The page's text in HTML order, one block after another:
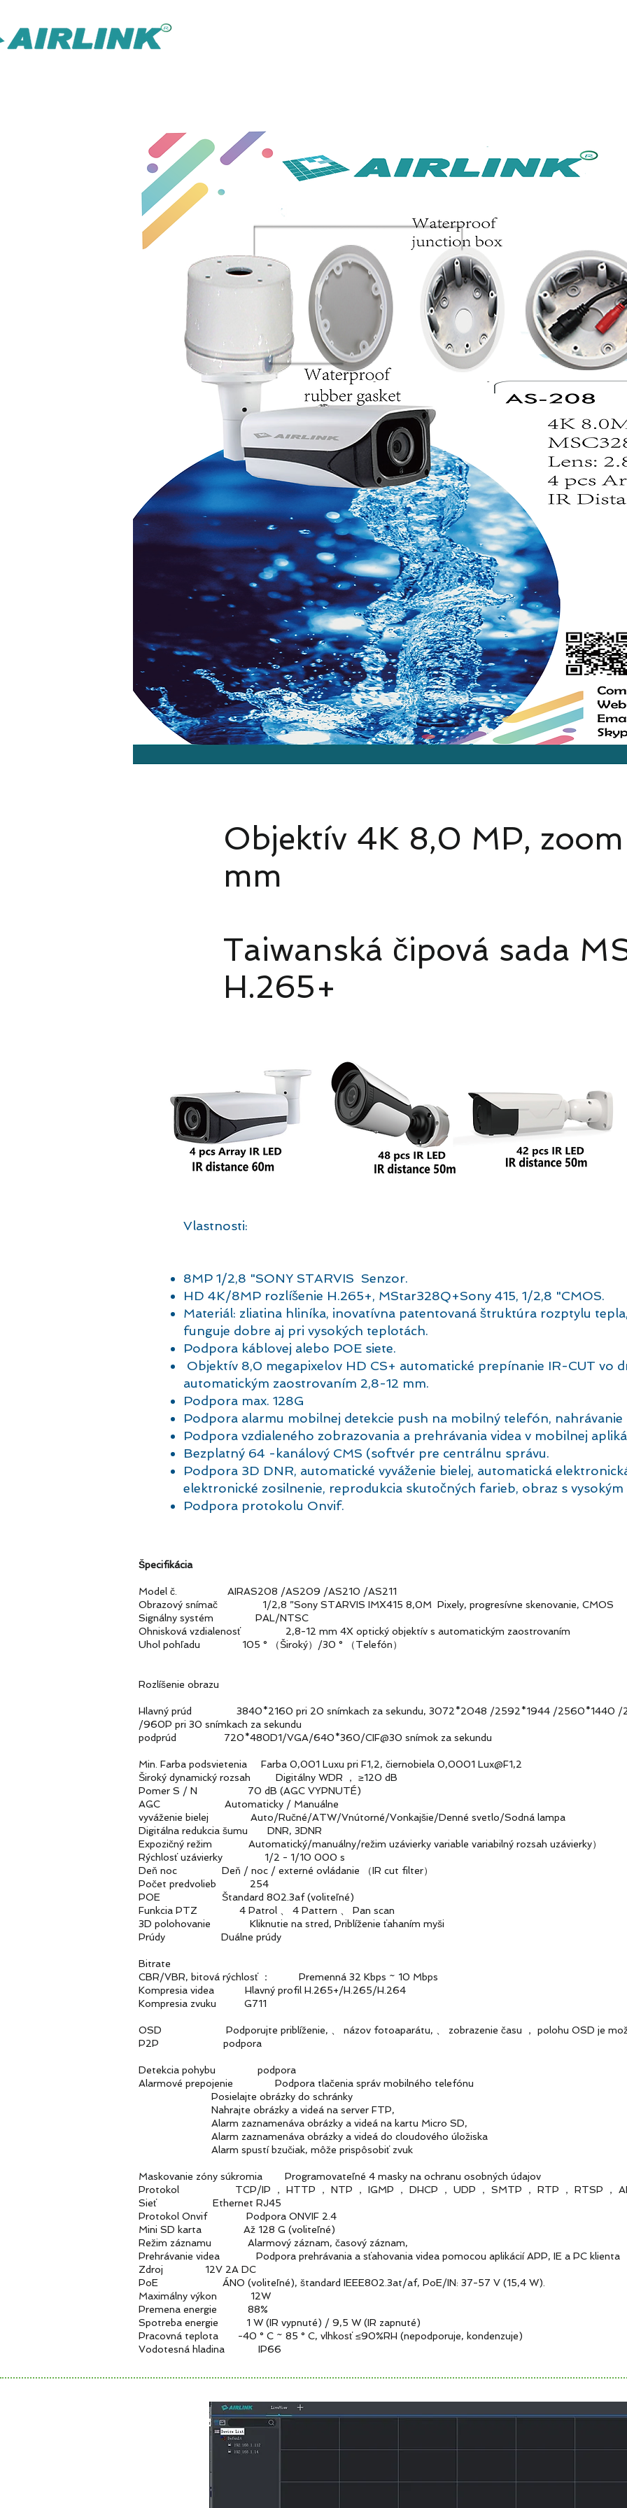
Objektív 4K 8,0 MP,
mm
Taiwanská čipová sada
H.265+
Vlastnosti:
8MP 1/2,8 "SONY STARVIS Senzor.
HD 4K/8MP rozlíšenie H.265+, MStar328Q+Sony 415, 1/2,8 "CMOS.
Materiál: zliatina hliníka, inovatívna patentovaná štruktúra rozptylu
funguje dobre aj pri vysokých teplotách.
Podpora káblovej alebo POE siete.
Objektív 8,0 megapixelov HD CS+ automatické prepínanie IR-CUT vo
automatickým zaostrovaním 2,8-12 mm.
Podpora max. 128G
Podpora alarmu mobilnej detekcie push na mobilný telefón, nahrávanie
Podpora vzdialeného zobrazovania a prehrávania videa v mobilnej
Bezplatný 64 -kanálový CMS (softvér pre centrálnu správu.
Podpora 3D DNR, automatické vyváženie bielej, automatická
elektronické zosilnenie, reprodukcia skutočných farieb, obraz s
Podpora protokolu Onvif.
Špecifikácia
Model č. AIRAS208 /AS209 /AS210 /AS211
Obrazový snímač 1/2,8 ”Sony STARVIS IMX415 8,0M Pixely, progresívne skenovanie, CMOS
Signálny systém PAL/NTSC
Ohnisková vzdialenosť 2,8-12 mm 4X optický objektív s automatickým zaostrovaním
Uhol pohľadu 105 ° （Široký）/30 ° （Telefón）
Rozlíšenie obrazu
Hlavný prúd 3840*2160 pri 20 snímkach za sekundu, 3072*2048 /2592*1944 /2560*1440 /
/960P pri 30 snímkach za sekundu
podprúd 720*480D1/VGA/640*360/CIF@30 snímok za sekundu
Min. Farba podsvietenia Farba 0,001 Luxu pri F1,2, čiernobiela 0,0001 Lux@F1,2
Široký dynamický rozsah Digitálny WDR ， ≥120 dB
Pomer S / N 70 dB (AGC VYPNUTÉ)
AGC Automaticky / Manuálne
vyváženie bielej Auto/Ručné/ATW/Vnútorné/Vonkajšie/Denné svetlo/Sodná lampa
Digitálna redukcia šumu DNR, 3DNR
Expozičný režim Automatický/manuálny/režim uzávierky variable variabilný rozsah uzávierky）
Rýchlosť uzávierky 1/2 - 1/10 000 s
Deň noc Deň / noc / externé ovládanie （IR cut filter）
Počet predvolieb 254
POE Štandard 802.3af (voliteľné)
Funkcia PTZ 4 Patrol 、 4 Pattern 、 Pan scan
3D polohovanie Kliknutie na stred, Priblíženie ťahaním myši
Prúdy Duálne prúdy
Bitrate
CBR/VBR, bitová rýchlosť ： Premenná 32 Kbps ~ 10 Mbps
Kompresia videa Hlavný profil H.265+/H.265/H.264
Kompresia zvuku G711
OSD Podporujte priblíženie, 、 názov fotoaparátu, 、 zobrazenie času ， polohu OSD je
P2P podpora
Detekcia pohybu podpora
Alarmové prepojenie Podpora tlačenia správ mobilného telefónu
Posielajte obrázky do schránky
Nahrajte obrázky a videá na server FTP,
Alarm zaznamenáva obrázky a videá na kartu Micro SD,
Alarm zaznamenáva obrázky a videá do cloudového úložiska
Alarm spustí bzučiak, môže prispôsobiť zvuk
Maskovanie zóny súkromia Programovateľné 4 masky na ochranu osobných údajov
Protokol TCP/IP ， HTTP ， NTP ， IGMP ， DHCP ， UDP ， SMTP ， RTP ， RTSP ，
Sieť Ethernet RJ45
Protokol Onvif Podpora ONVIF 2.4
Mini SD karta Až 128 G (voliteľné)
Režim záznamu Alarmový záznam, časový záznam,
Prehrávanie videa Podpora prehrávania a sťahovania videa pomocou aplikácií APP, IE a PC klienta
Zdroj 12V 2A DC
PoE ÁNO (voliteľné), štandard IEEE802.3at/af, PoE/IN: 37-57 V (15,4 W).
Maximálny výkon 12W
Premena energie 88%
Spotreba energie 1 W (IR vypnuté) / 9,5 W (IR zapnuté)
Pracovná teplota -40 ° C ~ 85 ° C, vlhkosť ≤90%RH (nepodporuje, kondenzuje)
Vodotesná hladina IP66